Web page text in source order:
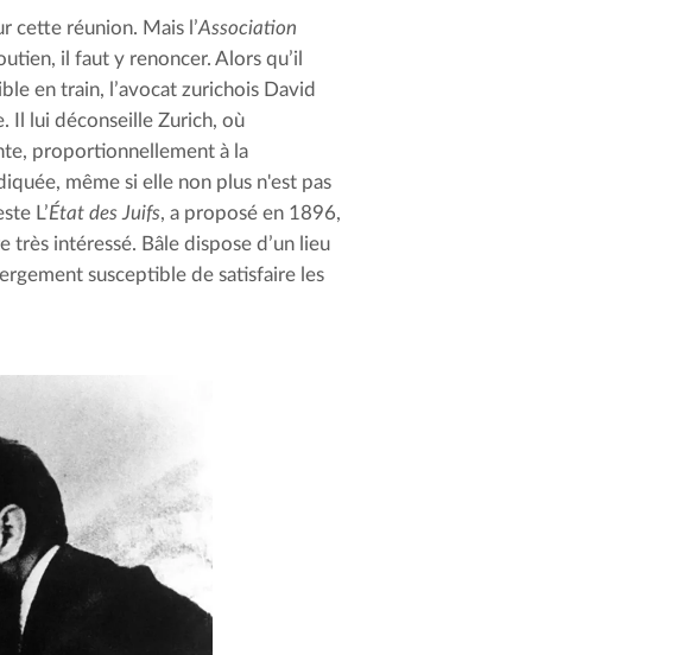
cette réunion. Mais l’Association
il faut y renoncer. Alors qu’il
en train, l’avocat zurichois David
Il lui déconseille Zurich, où
proportionnellement à la
même si elle non plus n'est pas
L’État des Juifs, a proposé en 1896,
très intéressé. Bâle dispose d’un lieu
susceptible de satisfaire les